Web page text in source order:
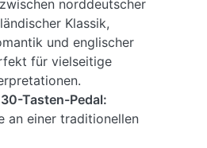
norddeutscher
Klassik,
und englischer
für vielseitige
Tasten-Pedal:
an einer traditionellen